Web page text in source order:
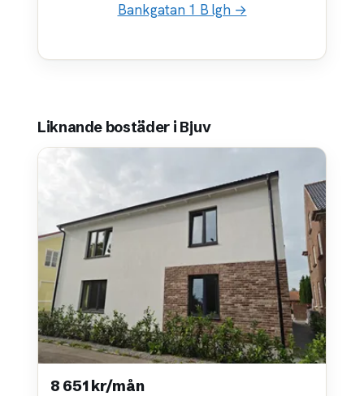
Bankgatan 1 B lgh →
Liknande bostäder i Bjuv
8 651 kr/mån